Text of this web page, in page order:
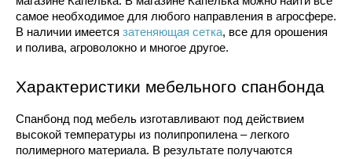
самое необходимое для любого направления в агросфере.
В наличии имеется затеняющая сетка, все для орошения
и полива, агроволокно и многое другое.
Характеристики мебельного спанбонда
Спанбонд под мебель изготавливают под действием
высокой температуры из полипропилена – легкого
полимерного материала. В результате получаются